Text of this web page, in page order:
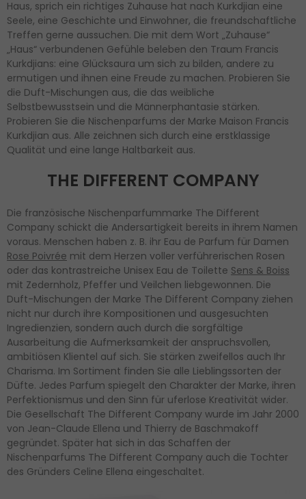
Haus, sprich ein richtiges Zuhause hat nach Kurkdjian eine
Seele, eine Geschichte und Einwohner, die freundschaftliche
Treffen gerne aussuchen. Die mit dem Wort „Zuhause“
„Haus“ verbundenen Gefühle beleben den Traum Francis
Kurkdjians: eine Glücksaura um sich zu bilden, andere zu
ermutigen und ihnen eine Freude zu machen. Probieren Sie
die Duft-Mischungen aus, die das weibliche
Selbstbewusstsein und die Männerphantasie stärken.
Probieren Sie die Nischenparfums der Marke Maison Francis
Kurkdjian aus. Alle zeichnen sich durch eine erstklassige
Qualität und eine lange Haltbarkeit aus.
THE DIFFERENT COMPANY
Die französische Nischenparfummarke The Different
Company schickt die Andersartigkeit bereits in ihrem Namen
voraus. Menschen haben z. B. ihr Eau de Parfum für Damen
Rose Poivrée mit dem Herzen voller verführerischen Rosen
oder das kontrastreiche Unisex Eau de Toilette Sens & Boiss
mit Zedernholz, Pfeffer und Veilchen liebgewonnen. Die
Duft-Mischungen der Marke The Different Company ziehen
nicht nur durch ihre Kompositionen und ausgesuchten
Ingredienzien, sondern auch durch die sorgfältige
Ausarbeitung die Aufmerksamkeit der anspruchsvollen,
ambitiösen Klientel auf sich. Sie stärken zweifellos auch Ihr
Charisma. Im Sortiment finden Sie alle Lieblingssorten der
Düfte. Jedes Parfum spiegelt den Charakter der Marke, ihren
Perfektionismus und den Sinn für uferlose Kreativität wider.
Die Gesellschaft The Different Company wurde im Jahr 2000
von Jean-Claude Ellena und Thierry de Baschmakoff
gegründet. Später hat sich in das Schaffen der
Nischenparfums The Different Company auch die Tochter
des Gründers Celine Ellena eingeschaltet.